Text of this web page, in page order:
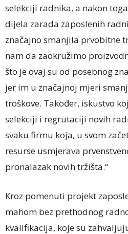
selekciji radnika, a nakon
dijela zarada zaposlenih
značajno smanjila prvobitne
nam da zaokružimo
što je ovaj su od posebnog
jer im u značajnoj mjeri
troškove. Također, iskustvo
selekciji i regrutaciji novih
svaku firmu koja, u svom
resurse usmjerava
pronalazak novih tržišta.“
Kroz pomenuti projekt
mahom bez prethodnog
kvalifikacija, koje su